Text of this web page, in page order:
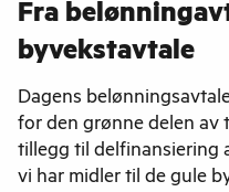
Fra
byvekstavtale
Dagens
for den grønne delen av
tillegg til delfinansiering
vi har midler til de gule